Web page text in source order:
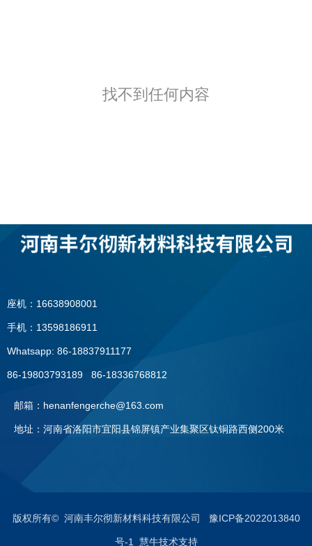
找不到任何内容
座机：16638908001
手机：13598186911
Whatsapp: 86-18837911177
86-19803793189 86-18336768812
邮箱：henanfengerche@163.com
地址：河南省洛阳市宜阳县锦屏镇产业集聚区钛铜路西侧200米
手机：13598186911
版权所有© 河南丰尔彻新材料科技有限公司 豫ICP备2022013840
号-1 慧牛技术支持